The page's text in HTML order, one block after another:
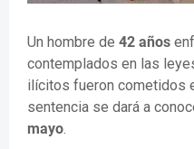
Un hombre de 42 años
contemplados en las
ilícitos fueron cometidos
sentencia se dará a
mayo.